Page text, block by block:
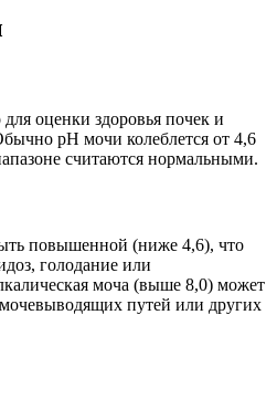
оценки здоровья почек и
pH мочи колеблется от 4,6
считаются нормальными.
повышенной (ниже 4,6), что
голодание или
моча (выше 8,0) может
путей или других